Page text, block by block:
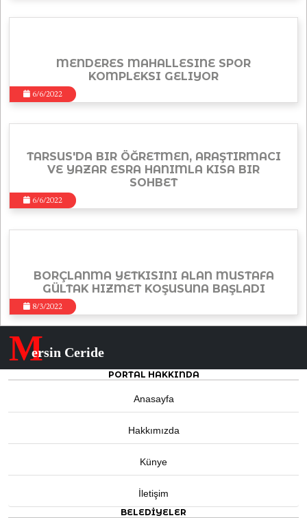
MENDERES MAHALLESINE SPOR
KOMPLEKSI GELIYOR
6/6/2022
TARSUS'DA BIR ÖĞRETMEN, ARAŞTIRMACI
VE YAZAR ESRA HANIMLA KISA BIR
SOHBET
6/6/2022
BORÇLANMA YETKISINI ALAN MUSTAFA
GÜLTAK HIZMET KOŞUSUNA BAŞLADI
8/3/2022
Mersin Ceride
PORTAL HAKKINDA
Anasayfa
Hakkımızda
Künye
İletişim
BELEDIYELER